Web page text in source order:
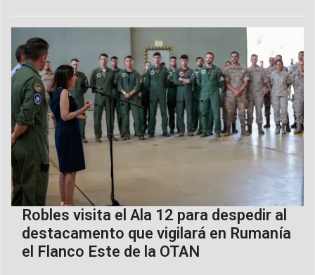
Robles visita el Ala 12 para despedir al
destacamento que vigilará en Rumanía
el Flanco Este de la OTAN